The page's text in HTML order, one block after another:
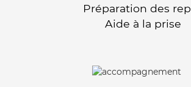
Préparation des
Aide à la prise